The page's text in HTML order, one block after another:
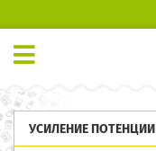
УСИЛЕНИЕ ПОТЕНЦИИ